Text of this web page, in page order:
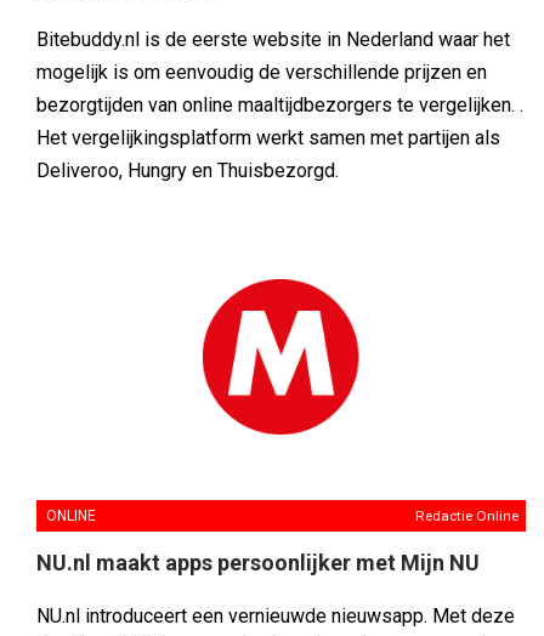
Bitebuddy.nl is de eerste website in Nederland waar het
mogelijk is om eenvoudig de verschillende prijzen en
bezorgtijden van online maaltijdbezorgers te vergelijken. .
Het vergelijkingsplatform werkt samen met partijen als
Deliveroo, Hungry en Thuisbezorgd.
ONLINE Redactie Online
NU.nl maakt apps persoonlijker met Mijn NU
NU.nl introduceert een vernieuwde nieuwsapp. Met deze